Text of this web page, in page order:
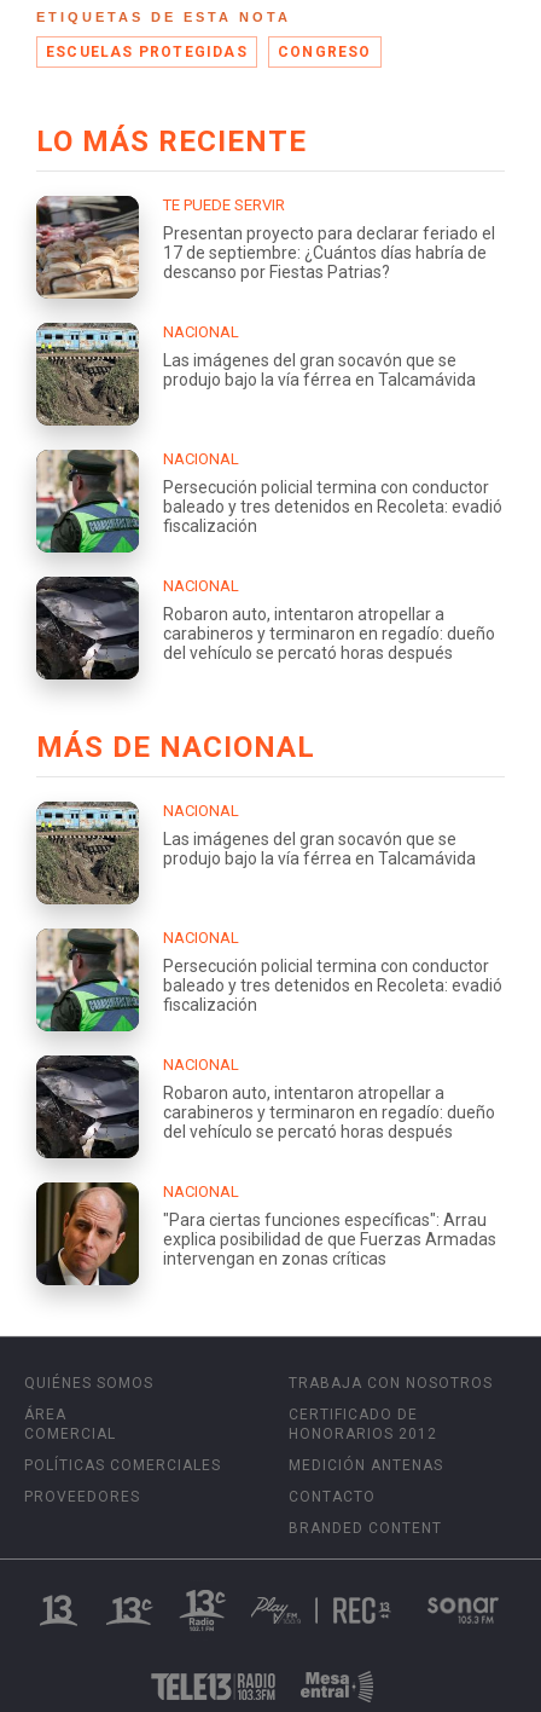
ETIQUETAS DE ESTA NOTA
ESCUELAS PROTEGIDAS CONGRESO
LO MÁS RECIENTE
TE PUEDE SERVIR
Presentan proyecto para declarar feriado el
17 de septiembre: ¿Cuántos días habría de
descanso por Fiestas Patrias?
NACIONAL
Las imágenes del gran socavón que se
produjo bajo la vía férrea en Talcamávida
NACIONAL
Persecución policial termina con conductor
baleado y tres detenidos en Recoleta: evadió
fiscalización
NACIONAL
Robaron auto, intentaron atropellar a
carabineros y terminaron en regadío: dueño
del vehículo se percató horas después
MÁS DE NACIONAL
NACIONAL
Las imágenes del gran socavón que se
produjo bajo la vía férrea en Talcamávida
NACIONAL
Persecución policial termina con conductor
baleado y tres detenidos en Recoleta: evadió
fiscalización
NACIONAL
Robaron auto, intentaron atropellar a
carabineros y terminaron en regadío: dueño
del vehículo se percató horas después
NACIONAL
"Para ciertas funciones específicas": Arrau
explica posibilidad de que Fuerzas Armadas
intervengan en zonas críticas
QUIÉNES SOMOS
ÁREA
COMERCIAL
POLÍTICAS COMERCIALES
PROVEEDORES
TRABAJA CON NOSOTROS
CERTIFICADO DE
HONORARIOS 2012
MEDICIÓN ANTENAS
CONTACTO
BRANDED CONTENT